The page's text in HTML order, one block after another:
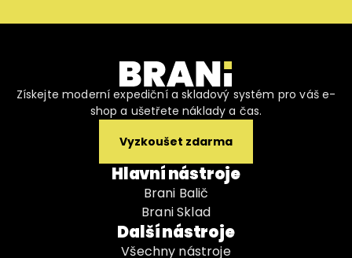
Získejte moderní expediční a skladový systém pro váš e-
shop a ušetřete náklady a čas.
Vyzkoušet zdarma
Hlavní nástroje
Brani Balič
Brani Sklad
Další nástroje
Všechny nástroje